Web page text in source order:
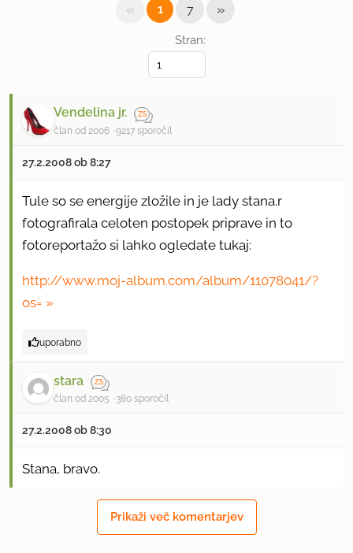
Stran:
« 1 7 »
Vendelina jr.
član od 2006 9217 sporočil
27.2.2008 ob 8:27
Tule so se energije zložile in je lady stana.r
fotografirala celoten postopek priprave in to
fotoreportažo si lahko ogledate tukaj:
http://www.moj-album.com/album/11078041/?
os=
uporabno
stara
član od 2005 380 sporočil
27.2.2008 ob 8:30
Stana, bravo.
Tvoja fotoreportaža je čudovita - še posebej pa
končni izdelek. Najbrž je tudi zelo, zelo dobro.
Prikaži več komentarjev